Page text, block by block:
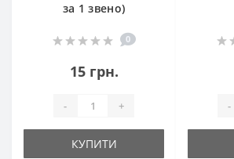
за 1 звено)
0
15 грн.
- +
КУПИТИ
-